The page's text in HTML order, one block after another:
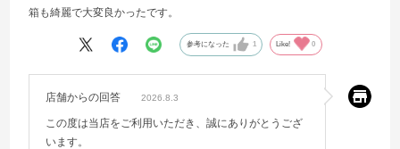
箱も綺麗で大変良かったです。
参考になった 1 Like! 0
店舗からの回答 2026.8.3
この度は当店をご利用いただき、誠にありがとうござ
います。